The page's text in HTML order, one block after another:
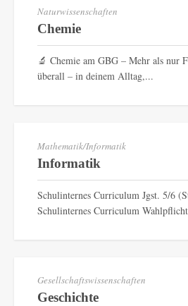
Naturwissenschaften
Chemie
🔬 Chemie am GBG – Mehr als nur
überall – in deinem Alltag,...
Mathematik/Informatik
Informatik
Schulinternes Curriculum Jgst. 5/6
Schulinternes Curriculum
Gesellschaftswissenschaften
Geschichte